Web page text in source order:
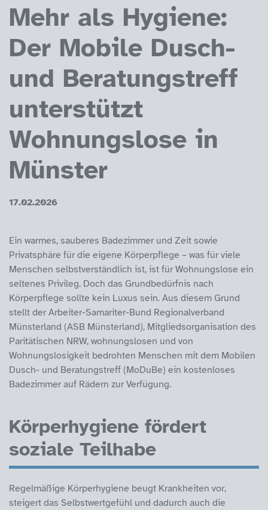
Mehr als Hygiene:
Der Mobile Dusch-
und Beratungstreff
unterstützt
Wohnungslose in
Münster
17.02.2026
Ein warmes, sauberes Badezimmer und Zeit sowie
Privatsphäre für die eigene Körperpflege – was für viele
Menschen selbstverständlich ist, ist für Wohnungslose ein
seltenes Privileg. Doch das Grundbedürfnis nach
Körperpflege sollte kein Luxus sein. Aus diesem Grund
stellt der Arbeiter-Samariter-Bund Regionalverband
Münsterland (ASB Münsterland), Mitgliedsorganisation des
Paritätischen NRW, wohnungslosen und von
Wohnungslosigkeit bedrohten Menschen mit dem Mobilen
Dusch- und Beratungstreff (MoDuBe) ein kostenloses
Badezimmer auf Rädern zur Verfügung.
Körperhygiene fördert
soziale Teilhabe
Regelmäßige Körperhygiene beugt Krankheiten vor,
steigert das Selbstwertgefühl und dadurch auch die